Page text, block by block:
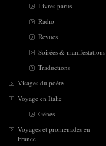
Livres parus
Radio
Revues
Soirées & manifestations
Traductions
Visages du poète
Voyage en Italie
Gênes
Voyages et promenades en
France